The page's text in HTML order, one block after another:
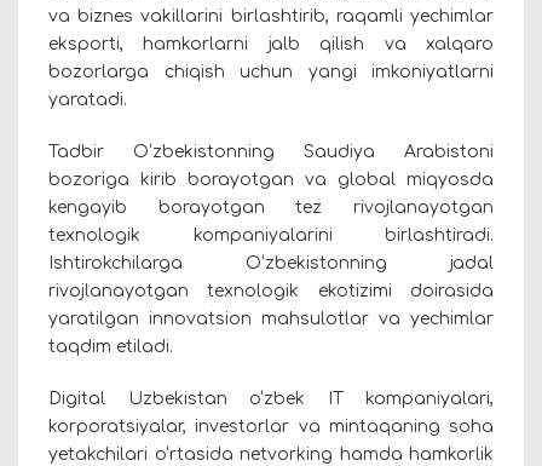
va biznes vakillarini birlashtirib, raqamli yechimlar
eksporti, hamkorlarni jalb qilish va xalqaro
bozorlarga chiqish uchun yangi imkoniyatlarni
yaratadi.
Tadbir O‘zbekistonning Saudiya Arabistoni
bozoriga kirib borayotgan va global miqyosda
kengayib borayotgan tez rivojlanayotgan
texnologik kompaniyalarini birlashtiradi.
Ishtirokchilarga O‘zbekistonning jadal
rivojlanayotgan texnologik ekotizimi doirasida
yaratilgan innovatsion mahsulotlar va yechimlar
taqdim etiladi.
Digital Uzbekistan o‘zbek IT kompaniyalari,
korporatsiyalar, investorlar va mintaqaning soha
yetakchilari o‘rtasida netvorking hamda hamkorlik